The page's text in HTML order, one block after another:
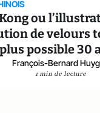
ou
de velours
possible 30
François-Bernard
1 min de lecture